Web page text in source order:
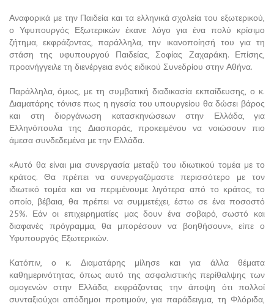
Αναφορικά με την Παιδεία και τα ελληνικά σχολεία του εξωτερικού,
ο Υφυπουργός Εξωτερικών έκανε λόγο για ένα πολύ κρίσιμο
ζήτημα, εκφράζοντας, παράλληλα, την ικανοποίησή του για τη
στάση της υφυπουργού Παιδείας, Σοφίας Ζαχαράκη. Επίσης,
προανήγγειλε τη διενέργεια ενός ειδικού Συνεδρίου στην Αθήνα.
Παράλληλα, όμως, με τη συμβατική διαδικασία εκπαίδευσης, ο κ.
Διαματάρης τόνισε πως η ηγεσία του υπουργείου θα δώσει βάρος
και στη διοργάνωση κατασκηνώσεων στην Ελλάδα, για
Ελληνόπουλα της Διασποράς, προκειμένου να νοιώσουν πιο
άμεσα συνδεδεμένα με την Ελλάδα.
«Αυτό θα είναι μια συνεργασία μεταξύ του ιδιωτικού τομέα με το
κράτος. Θα πρέπει να συνεργαζόμαστε περισσότερο με τον
ιδιωτικό τομέα και να περιμένουμε λιγότερα από το κράτος, το
οποίο, βέβαια, θα πρέπει να συμμετέχει, έστω σε ένα ποσοστό
25%. Εάν οι επιχειρηματίες μας δουν ένα σοβαρό, σωστό και
διαφανές πρόγραμμα, θα μπορέσουν να βοηθήσουν», είπε ο
Υφυπουργός Εξωτερικών.
Κατόπιν, ο κ. Διαματάρης μίλησε και για άλλα θέματα
καθημερινότητας, όπως αυτό της ασφαλιστικής περίθαλψης των
ομογενών στην Ελλάδα, εκφράζοντας την άποψη ότι πολλοί
συνταξιούχοι απόδημοι προτιμούν, για παράδειγμα, τη Φλόριδα,